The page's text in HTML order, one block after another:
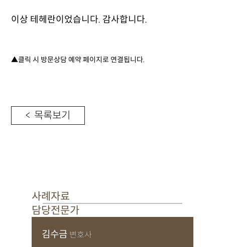
이상 테헤란이었습니다. 감사합니다.
▲클릭 시 방문상담 예약 페이지로 연결됩니다.
< 목록보기
사례자료
담당전문가
김수금 변호사